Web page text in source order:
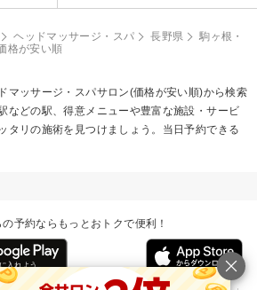
ヘッドマッサージ・スパ 長野県
駒ヶ根・
格が安い順
マッサージ・スパサロン(価格が安い順)から検索
などの駅、得意メニューや豊富な施設・サービ
タリの施術を見つけましょう。当日予約できる
予約ならもっとおトクで便利！